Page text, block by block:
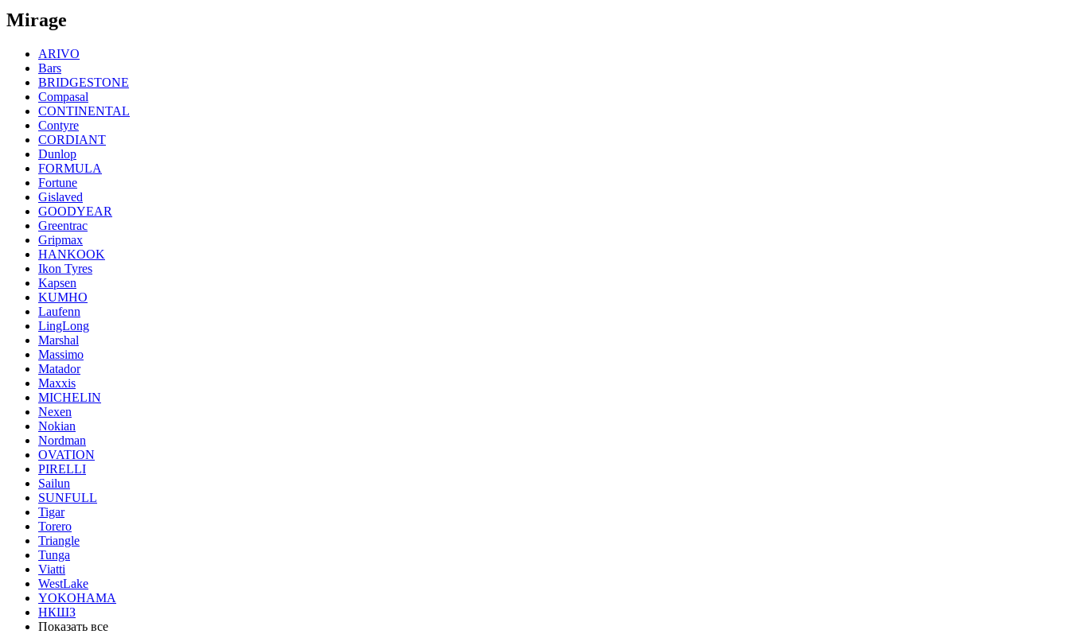
Mirage
ARIVO
Bars
BRIDGESTONE
Compasal
CONTINENTAL
Contyre
CORDIANT
Dunlop
FORMULA
Fortune
Gislaved
GOODYEAR
Greentrac
Gripmax
HANKOOK
Ikon Tyres
Kapsen
KUMHO
Laufenn
LingLong
Marshal
Massimo
Matador
Maxxis
MICHELIN
Nexen
Nokian
Nordman
OVATION
PIRELLI
Sailun
SUNFULL
Tigar
Torero
Triangle
Tunga
Viatti
WestLake
YOKOHAMA
НКШЗ
Показать все